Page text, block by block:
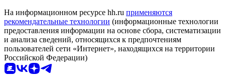
На информационном ресурсе hh.ru применяются
рекомендательные технологии (информационные технологии
предоставления информации на основе сбора, систематизации
и анализа сведений, относящихся к предпочтениям
пользователей сети «Интернет», находящихся на территории
Российской Федерации)